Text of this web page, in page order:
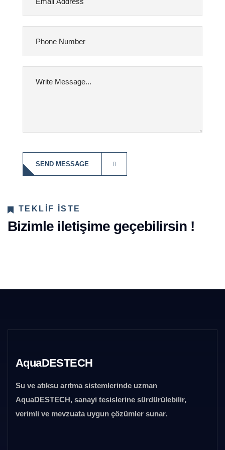
TEKLIF ISTE
Bizimle iletişime geçebilirsin !
AquaDESTECH
Su ve atıksu arıtma sistemlerinde uzman
AquaDESTECH, sanayi tesislerine sürdürülebilir,
verimli ve mevzuata uygun çözümler sunar.